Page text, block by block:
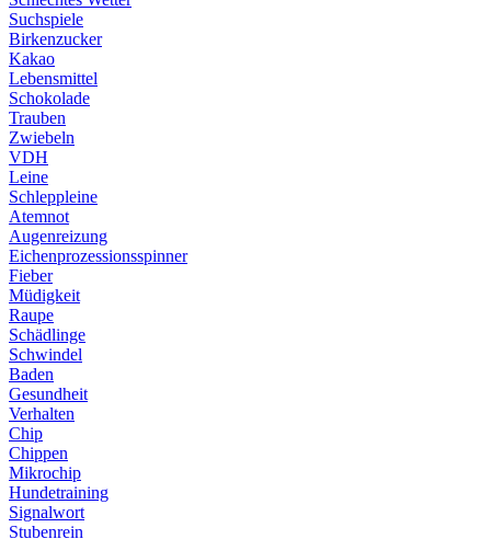
Suchspiele
Birkenzucker
Kakao
Lebensmittel
Schokolade
Trauben
Zwiebeln
VDH
Leine
Schleppleine
Atemnot
Augenreizung
Eichenprozessionsspinner
Fieber
Müdigkeit
Raupe
Schädlinge
Schwindel
Baden
Gesundheit
Verhalten
Chip
Chippen
Mikrochip
Hundetraining
Signalwort
Stubenrein